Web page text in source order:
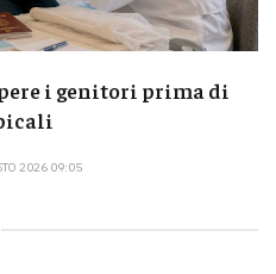
i genitori prima di
2026 09:05